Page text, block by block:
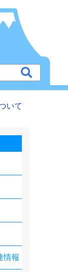
いて
情報